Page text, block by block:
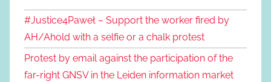
#Justice4Paweł – Support the worker fired by
AH/Ahold with a selfie or a chalk protest
Protest by email against the participation of the
far-right GNSV in the Leiden information market